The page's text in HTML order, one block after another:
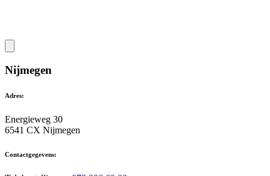
Nijmegen
Adres:
Energieweg 30
6541 CX Nijmegen
Contactgegevens: